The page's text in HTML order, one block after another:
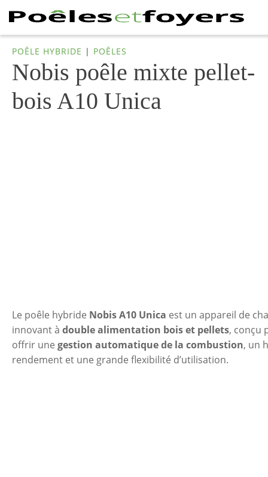
POÊLE HYBRIDE | POÊLES
Nobis poêle mixte pellet-
bois A10 Unica
Le poêle hybride Nobis A10 Unica est un appareil de
innovant à double alimentation bois et pellets, conçu
offrir une gestion automatique de la combustion, un
rendement et une grande flexibilité d’utilisation.